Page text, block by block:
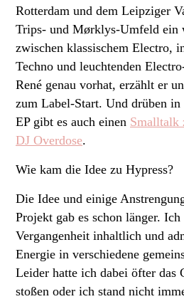
Rotterdam und dem Leipziger
Trips- und Mørklys-Umfeld ein
zwischen klassischem Electro,
Techno und leuchtenden
René genau vorhat, erzählt er
zum Label-Start. Und drüben in
EP gibt es auch einen Smalltalk
DJ Overdose.
Wie kam die Idee zu Hypress?
Die Idee und einige
Projekt gab es schon länger.
Vergangenheit inhaltlich und
Energie in verschiedene
Leider hatte ich dabei öfter das
stoßen oder ich stand nicht